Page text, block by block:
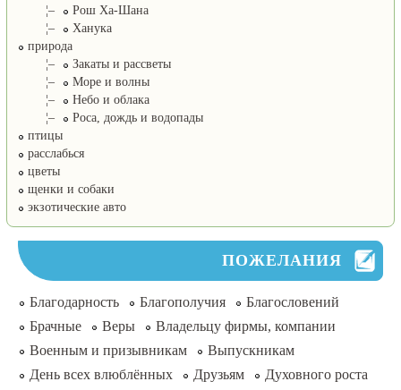
¦–
Рош Ха-Шана
¦–
Ханука
природа
¦–
Закаты и рассветы
¦–
Море и волны
¦–
Небо и облака
¦–
Роса, дождь и водопады
птицы
расслабься
цветы
щенки и собаки
экзотические авто
ПОЖЕЛАНИЯ
Благодарность Благополучия
Благословений
Брачные
Веры
Владельцу фирмы, компании
Военным и призывникам
Выпускникам
День всех влюблённых
Друзьям
Духовного роста